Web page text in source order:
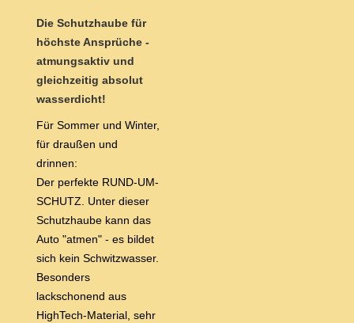
Die Schutzhaube für
höchste Ansprüche -
atmungsaktiv und
gleichzeitig absolut
wasserdicht!
Für Sommer und Winter,
für draußen und
drinnen:
Der perfekte RUND-UM-
SCHUTZ. Unter dieser
Schutzhaube kann das
Auto "atmen" - es bildet
sich kein Schwitzwasser.
Besonders
lackschonend aus
HighTech-Material, sehr